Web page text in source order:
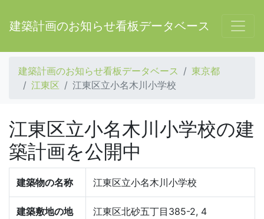
建築計画のお知らせ看板データベース
建築計画のお知らせ看板データベース
東京都
江東区
江東区立小名木川小学校
江東区立小名木川小学校の建
築計画を公開中
建築物の名称 江東区立小名木川小学校
建築敷地の地
江東区北砂五丁目385-2, 4